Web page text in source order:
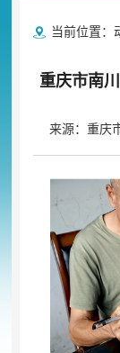
当前位置：
重庆市南
来源：重庆